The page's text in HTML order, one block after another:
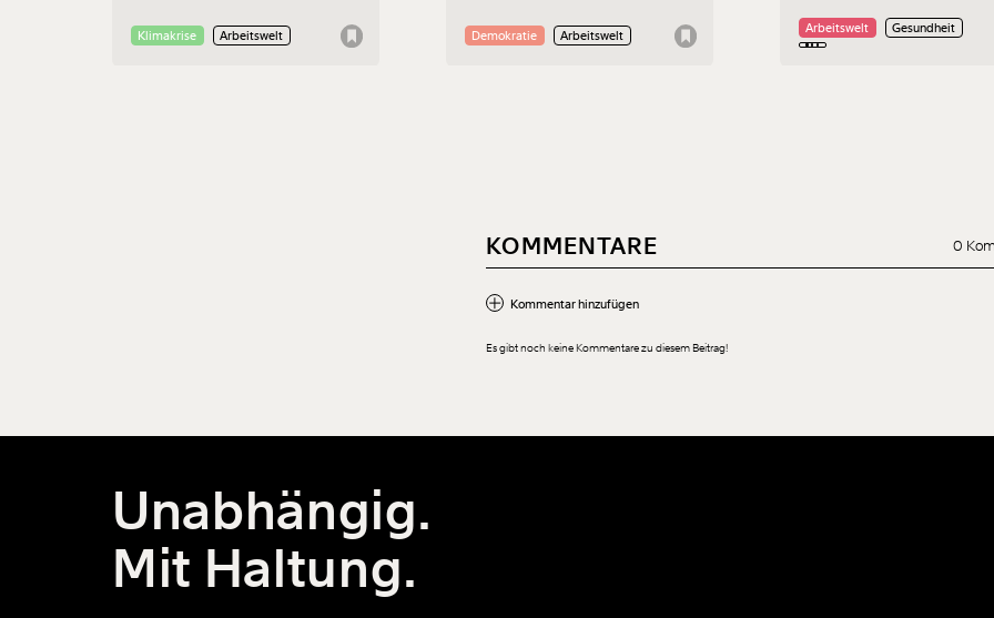
Jobverlusten durch "Klimaideologie".
Das ist nicht nur bedenklich, sondern
Klimakrise Arbeitswelt
bereitet ihm wirklich Sorgen.
Zustände wie in den USA befürchtet
Demokratie Arbeitswelt
Pensionen und finanzielle
Unsicherheit - wie ein Härtefall
Arbeitswelt Gesundheit
KOMMENTARE 0
Kommentar hinzufügen
Es gibt noch keine Kommentare zu diesem Beitrag!
Unabhängig.
Mit Haltung.